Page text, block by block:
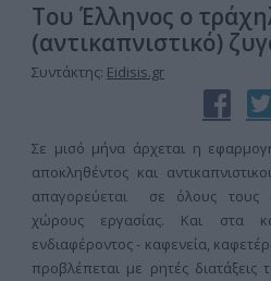
Του Έλληνος ο
(αντικαπνιστικό)
Συντάκτης: Eidisis.gr
Σε μισό μήνα άρχεται η
αποκληθέντος και
απαγορεύεται σε όλους τους
χώρους εργασίας. Και στα
ενδιαφέροντος - καφενεία,
προβλέπεται με ρητές